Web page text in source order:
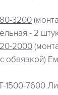
3200
- 2
2000
обвязкой)
1500-7600